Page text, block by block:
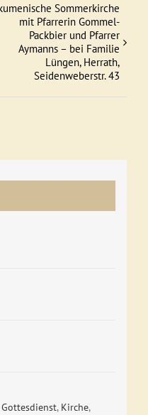
Sommerkirche
mit Pfarrerin Gommel-
Packbier und Pfarrer
Aymanns – bei Familie
Lüngen, Herrath,
Seidenweberstr. 43
Gottesdienst, Kirche,